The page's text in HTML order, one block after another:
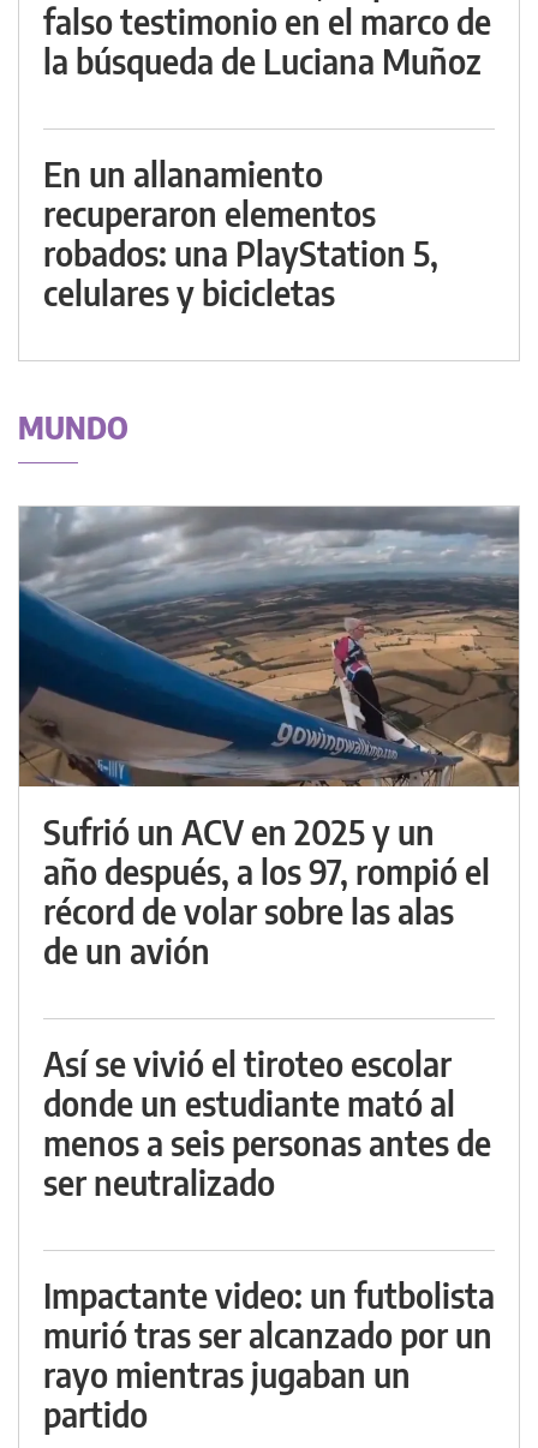
falso testimonio en el marco de
la búsqueda de Luciana Muñoz
En un allanamiento
recuperaron elementos
robados: una PlayStation 5,
celulares y bicicletas
MUNDO
Sufrió un ACV en 2025 y un
año después, a los 97, rompió el
récord de volar sobre las alas
de un avión
Así se vivió el tiroteo escolar
donde un estudiante mató al
menos a seis personas antes de
ser neutralizado
Impactante video: un futbolista
murió tras ser alcanzado por un
rayo mientras jugaban un
partido